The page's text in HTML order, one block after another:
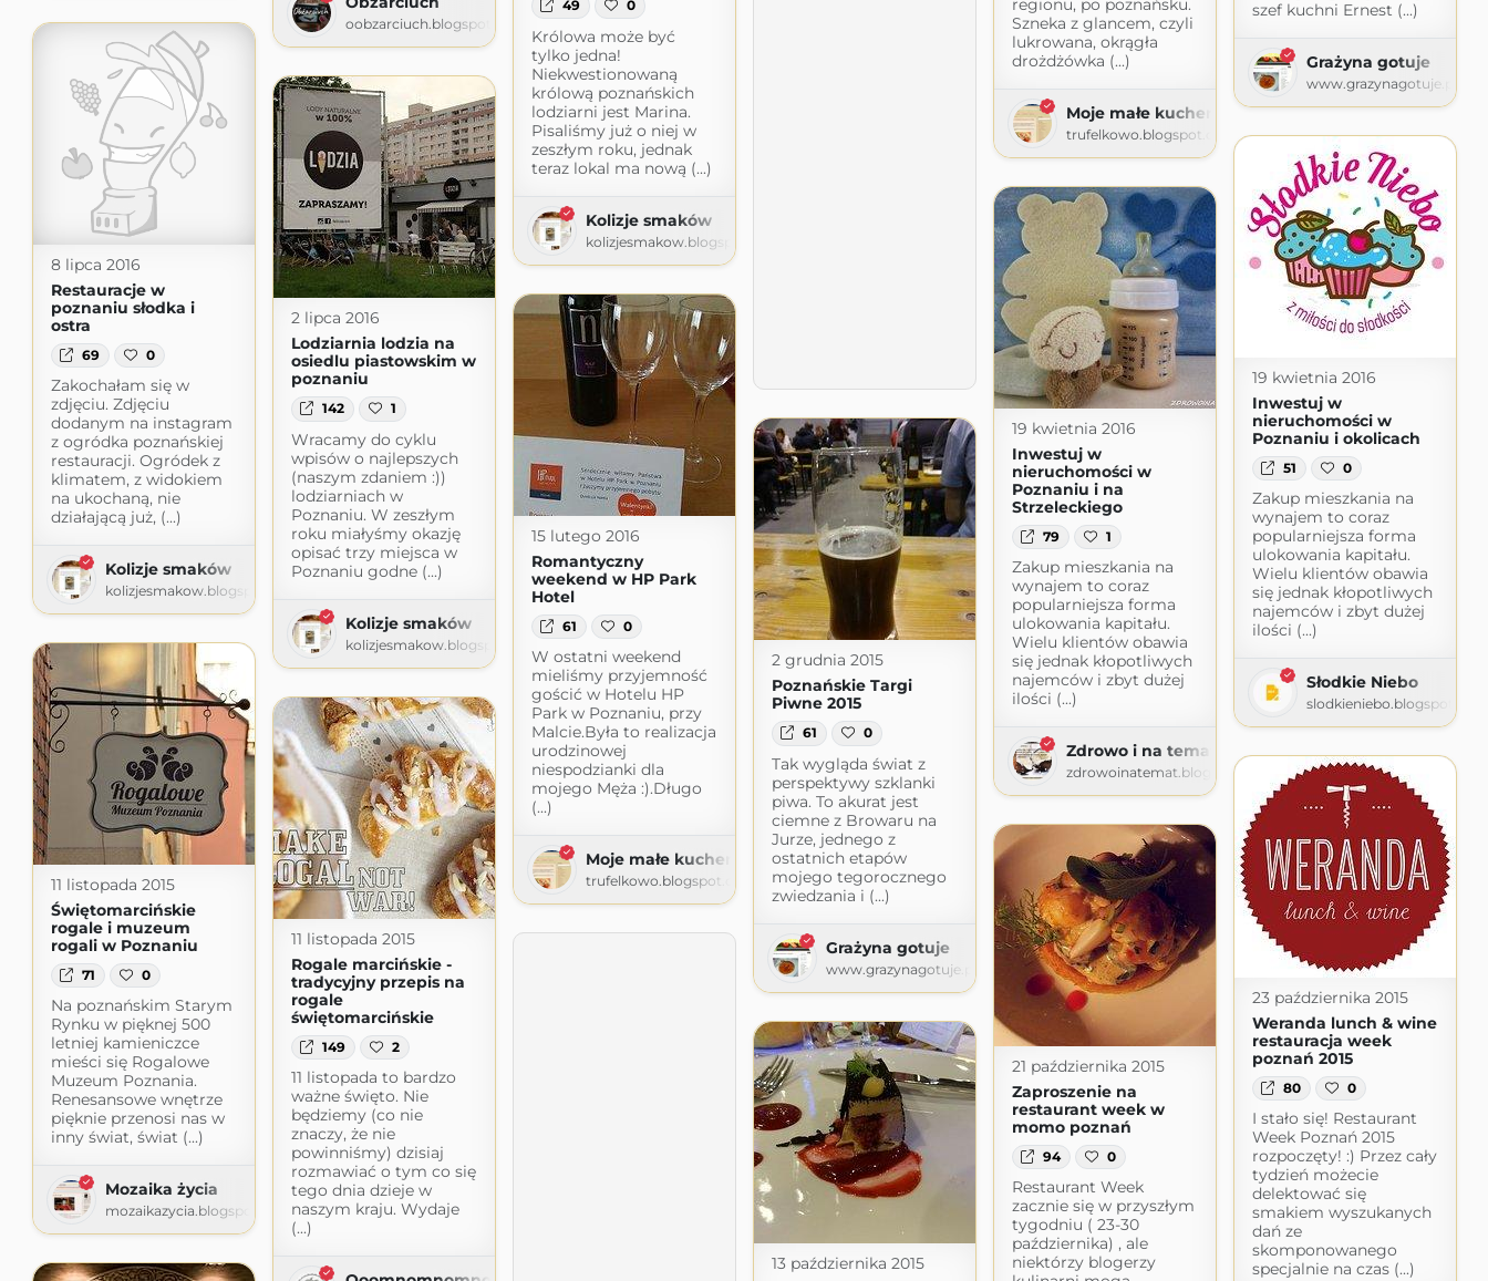
oobzarciuch.blogspot.com
szef kuchni Ernest (...)
Grażyna gotuje
www.grazynagotuje.pl
Szneka z glancem, czyli
lukrowana, okrągła
drożdżówka (...)
Moje małe kuchenne
trufelkowo.blogspot.com
49 0
Królowa może być
tylko jedna!
Niekwestionowaną
królową poznańskich
lodziarni jest Marina.
Pisaliśmy już o niej w
zeszłym roku, jednak
teraz lokal ma nową (...)
Kolizje smaków
kolizjesmakow.blogspot.com
8 lipca 2016
Restauracje w
poznaniu słodka i
ostra
69 0
Zakochałam się w
zdjęciu. Zdjęciu
dodanym na instagram
z ogródka poznańskiej
restauracji. Ogródek z
klimatem, z widokiem
na ukochaną, nie
działającą już, (...)
Kolizje smaków
kolizjesmakow.blogspot.com
2 lipca 2016
Lodziarnia lodzia na
osiedlu piastowskim w
poznaniu
142 1
Wracamy do cyklu
wpisów o najlepszych
(naszym zdaniem :))
lodziarniach w
Poznaniu. W zeszłym
roku miałyśmy okazję
opisać trzy miejsca w
Poznaniu godne (...)
Kolizje smaków
kolizjesmakow.blogspot.com
19 kwietnia 2016
Inwestuj w
nieruchomości w
Poznaniu i okolicach
51 0
Zakup mieszkania na
wynajem to coraz
popularniejsza forma
ulokowania kapitału.
Wielu klientów obawia
się jednak kłopotliwych
najemców i zbyt dużej
ilości (...)
Słodkie Niebo
slodkieniebo.blogspot.com
19 kwietnia 2016
Inwestuj w
nieruchomości w
Poznaniu i na
Strzeleckiego
79 1
Zakup mieszkania na
wynajem to coraz
popularniejsza forma
ulokowania kapitału.
Wielu klientów obawia
się jednak kłopotliwych
najemców i zbyt dużej
ilości (...)
Zdrowo i na temat
zdrowoinatemat.blogspot.com
15 lutego 2016
Romantyczny
weekend w HP Park
Hotel
61 0
W ostatni weekend
mieliśmy przyjemność
gościć w Hotelu HP
Park w Poznaniu, przy
Malcie.Była to realizacja
urodzinowej
niespodzianki dla
mojego Męża :).Długo
(...)
Moje małe kuchenne
trufelkowo.blogspot.com
2 grudnia 2015
Poznańskie Targi
Piwne 2015
61 0
Tak wygląda świat z
perspektywy szklanki
piwa. To akurat jest
ciemne z Browaru na
Jurze, jednego z
ostatnich etapów
mojego tegorocznego
zwiedzania i (...)
Grażyna gotuje
www.grazynagotuje.pl
11 listopada 2015
Świętomarcińskie
rogale i muzeum
rogali w Poznaniu
71 0
Na poznańskim Starym
Rynku w pięknej 500
letniej kamieniczce
mieści się Rogalowe
Muzeum Poznania.
Renesansowe wnętrze
pięknie przenosi nas w
inny świat, świat (...)
Mozaika życia
mozaikazycia.blogspot.com
11 listopada 2015
Rogale marcińskie -
tradycyjny przepis na
rogale
świętomarcińskie
149 2
11 listopada to bardzo
ważne święto. Nie
będziemy (co nie
znaczy, że nie
powinniśmy) dzisiaj
rozmawiać o tym co się
tego dnia dzieje w
naszym kraju. Wydaje
(...)
23 października 2015
Weranda lunch & wine
restauracja week
poznań 2015
80 0
I stało się! Restaurant
Week Poznań 2015
rozpoczęty! :) Przez cały
tydzień możecie
delektować się
smakiem wyszukanych
dań ze
skomponowanego
specjalnie na czas (...)
21 października 2015
Zaproszenie na
restaurant week w
momo poznań
94 0
Restaurant Week
zacznie się w przyszłym
tygodniu ( 23-30
października) , ale
niektórzy blogerzy
13 października 2015